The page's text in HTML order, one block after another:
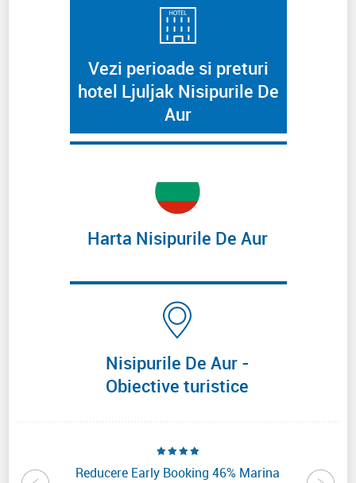
Vezi perioade si preturi
hotel Ljuljak Nisipurile De
Aur
Harta Nisipurile De Aur
Nisipurile De Aur -
Obiective turistice
Hotel
Reducere Early Booking 46% Marina